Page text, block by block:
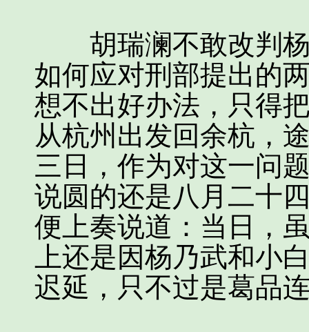
胡瑞澜不敢改判杨
如何应对刑部提出的
想不出好办法，只得
从杭州出发回余杭，
三日，作为对这一问
说圆的还是八月二十
便上奏说道：当日，
上还是因杨乃武和小
迟延，只不过是葛品